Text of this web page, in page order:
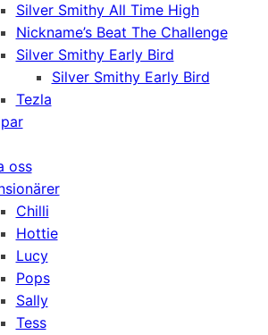
Silver Smithy All Time High
Nickname’s Beat The Challenge
Silver Smithy Early Bird
Silver Smithy Early Bird
Tezla
oss
Chilli
Hottie
Lucy
Pops
Sally
Tess